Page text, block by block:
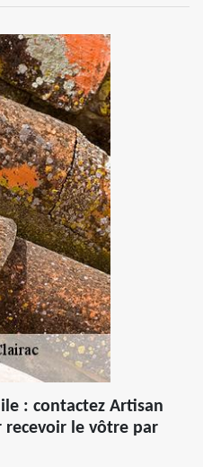
: contactez Artisan
recevoir le vôtre par